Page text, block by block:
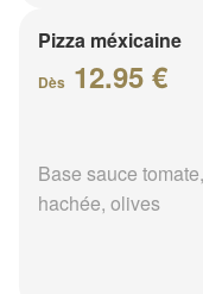
Pizza méxicaine
Dès 12.95 €
Base sauce
hachée, olives